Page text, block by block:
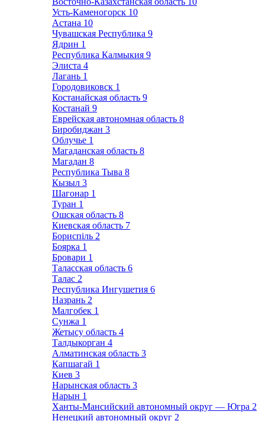
Усть-Каменогорск 10
Астана 10
Чувашская Республика 9
Ядрин 1
Республика Калмыкия 9
Элиста 4
Лагань 1
Городовиковск 1
Костанайская область 9
Костанай 9
Еврейская автономная область 8
Биробиджан 3
Облучье 1
Магаданская область 8
Магадан 8
Республика Тыва 8
Кызыл 3
Шагонар 1
Туран 1
Ошская область 8
Киевская область 7
Бориспіль 2
Боярка 1
Бровари 1
Таласская область 6
Талас 2
Республика Ингушетия 6
Назрань 2
Малгобек 1
Сунжа 1
Жетысу область 4
Талдыкорган 4
Алматинская область 3
Капшагай 1
Киев 3
Нарынская область 3
Нарын 1
Ханты-Мансийский автономный округ — Югра 2
Ненецкий автономный округ 2